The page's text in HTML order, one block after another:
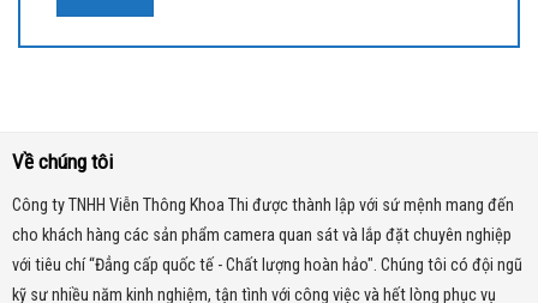
Về chúng tôi
Công ty TNHH Viễn Thông Khoa Thi được thành lập với sứ mệnh mang đến
cho khách hàng các sản phẩm camera quan sát và lắp đặt chuyên nghiệp
với tiêu chí “Đẳng cấp quốc tế - Chất lượng hoàn hảo". Chúng tôi có đội ngũ
kỹ sư nhiều năm kinh nghiệm, tận tình với công việc và hết lòng phục vụ